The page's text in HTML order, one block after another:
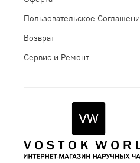
Пользовательское
Возврат
Сервис и Ремонт